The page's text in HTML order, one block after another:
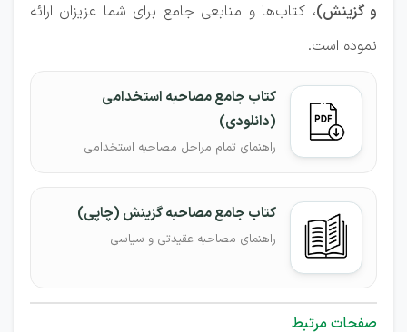
و گزینش)، کتاب‌ها و منابعی جامع برای شما عزیزان ارائه
نموده است.
کتاب جامع مصاحبه استخدامی
(دانلودی)
راهنمای تمام مراحل مصاحبه استخدامی
کتاب جامع مصاحبه گزینش (چاپی)
راهنمای مصاحبه عقیدتی و سیاسی
صفحات مرتبط